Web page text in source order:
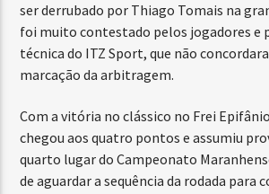
ser derrubado por Thiago Tomais na
foi muito contestado pelos jogadores e
técnica do ITZ Sport, que não
marcação da arbitragem.
Com a vitória no clássico no Frei
chegou aos quatro pontos e assumiu
quarto lugar do Campeonato
de aguardar a sequência da rodada para